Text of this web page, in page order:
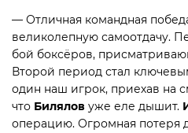
— Отличная командная
великолепную самоотдачу.
бой боксёров,
Второй период стал
один наш игрок, приехав на
что Билялов уже еле дышит.
операцию. Огромная потеря